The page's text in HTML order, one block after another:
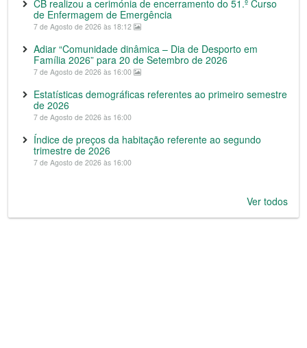
CB realizou a cerimónia de encerramento do 51.º Curso
de Enfermagem de Emergência
7 de Agosto de 2026 às 18:12
Adiar “Comunidade dinâmica – Dia de Desporto em
Família 2026” para 20 de Setembro de 2026
7 de Agosto de 2026 às 16:00
Estatísticas demográficas referentes ao primeiro semestre
de 2026
7 de Agosto de 2026 às 16:00
Índice de preços da habitação referente ao segundo
trimestre de 2026
7 de Agosto de 2026 às 16:00
Ver todos